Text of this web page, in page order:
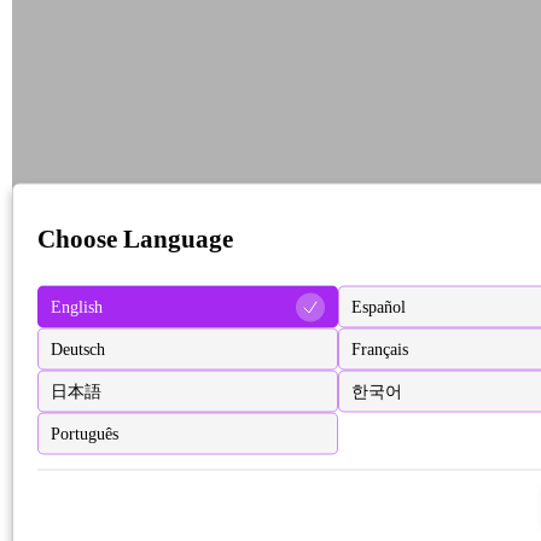
Choose Language
English Español
Deutsch Français
日本語 한국어
Português